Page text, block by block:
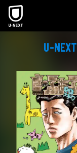
本文へスキップ
U-NEXT